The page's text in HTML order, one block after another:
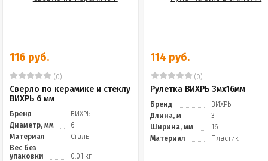
116 руб.
(0)
Сверло по керамике и стеклу
ВИХРЬ 6 мм
Бренд
ВИХРЬ
Диаметр, мм
6
Материал
Сталь
Вес без
упаковки
0.01 кг
114 руб.
(0)
Рулетка ВИХРЬ 3мх16мм
Бренд
ВИХРЬ
Длина, м
3
Ширина, мм
16
Материал
Пластик